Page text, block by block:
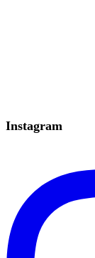
Instagram